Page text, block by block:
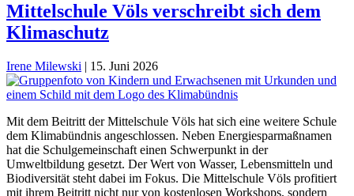
Mittelschule Völs verschreibt sich dem
Klimaschutz
Irene Milewski | 15. Juni 2026
Mit dem Beitritt der Mittelschule Völs hat sich eine weitere Schule
dem Klimabündnis angeschlossen. Neben Energiesparmaßnamen
hat die Schulgemeinschaft einen Schwerpunkt in der
Umweltbildung gesetzt. Der Wert von Wasser, Lebensmitteln und
Biodiversität steht dabei im Fokus. Die Mittelschule Völs profitiert
mit ihrem Beitritt nicht nur von kostenlosen Workshops, sondern